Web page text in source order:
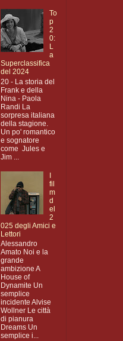
To
p
2
0:
L
a
Superclassifica
del 2024
20 - La storia del
Frank e della
Nina - Paola
Randi La
sorpresa italiana
della stagione.
Un po' romantico
e sognatore
come Jules e
Jim ...
I
fil
m
d
el
2
025 degli Amici e
Lettori
Alessandro
Amato Noi e la
grande
ambizione A
House of
Dynamite Un
semplice
incidente Alvise
Wollner Le città
di pianura
Dreams Un
semplice i...